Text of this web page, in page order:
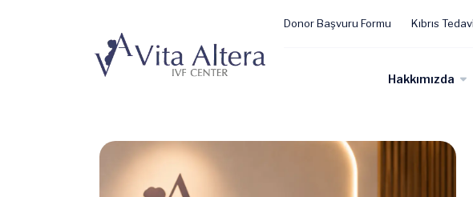
Donor Başvuru Formu Kıbrıs
Hakkımızda